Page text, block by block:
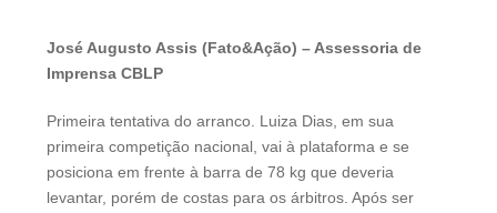
José Augusto Assis (Fato&Ação) – Assessoria de
Imprensa CBLP
Primeira tentativa do arranco. Luiza Dias, em sua
primeira competição nacional, vai à plataforma e se
posiciona em frente à barra de 78 kg que deveria
levantar, porém de costas para os árbitros. Após ser